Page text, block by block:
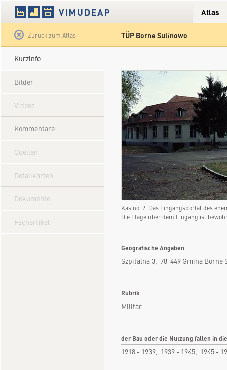
Atlas
Zurück zum Atlas TÜP Borne Sulinowo
Kurzinfo
Bilder
Videos
Kommentare
Quellen
Detailkarten
Dokumente
Fachartikel
Kasino_2. Das Eingangsportal des
Die Etage über dem Eingang ist
Geografische Angaben
Szpitalna 3, 78-449 Gmina
Rubrik
Militär
der Bau oder die Nutzung fallen in
1918 - 1939, 1939 - 1945, 1945 -
Satellit Hybrid Gelände